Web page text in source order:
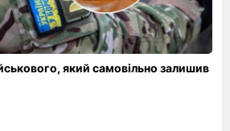
який самовільно залишив